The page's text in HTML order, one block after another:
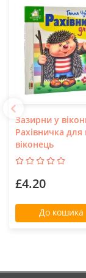
Зазирни у
Рахівничка для
віконець
£4.20
До кошика